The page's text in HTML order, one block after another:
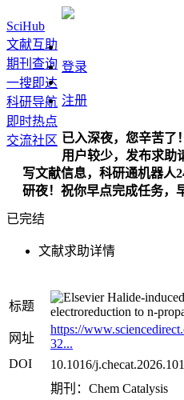
SciHub
文献互助
期刊查询
一搜即达
科研导航
即时热点
交流社区
登录
注册
已入深夜，您辛苦了
用户较少，发布求助
写文献信息，科研通机器人
研夜！祝你早点完成任务，
已完结
文献求助详情
标题
Halide-
electroreduction to n-
网址
https://
32...
DOI
10.1016/
期刊：Chem Catalysis